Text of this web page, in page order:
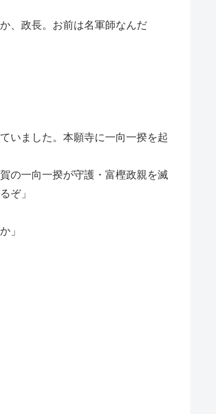
、政長。お前は名軍師なんだ
いました。本願寺に一向一揆を起
の一向一揆が守護・富樫政親を滅
ぞ」
」